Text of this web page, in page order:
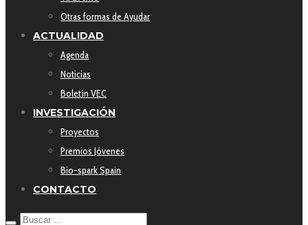
Otras formas de Ayudar
ACTUALIDAD
Agenda
Noticias
Boletín VEC
INVESTIGACIÓN
Proyectos
Premios Jóvenes
Bio-spark Spain
CONTACTO